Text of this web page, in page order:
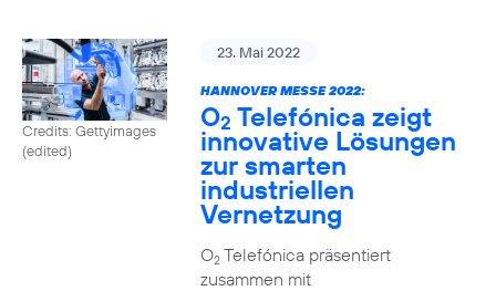
Credits: Gettyimages
(edited)
23. Mai 2022
HANNOVER MESSE 2022:
O2 Telefónica zeigt
innovative Lösungen
zur smarten
industriellen
Vernetzung
O2Telefónica präsentiert
zusammen mit